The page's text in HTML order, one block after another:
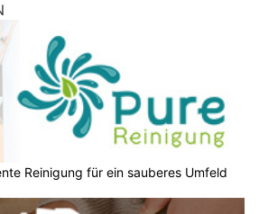
Reinigung für ein sauberes Umfeld